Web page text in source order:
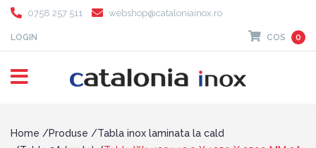
0758 257 511 webshop@cataloniainox.ro
LOGIN COS 0
Home Produse
Tabla inox laminata la cald